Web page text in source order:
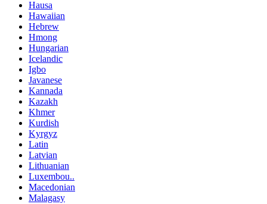
Hausa
Hawaiian
Hebrew
Hmong
Hungarian
Icelandic
Igbo
Javanese
Kannada
Kazakh
Khmer
Kurdish
Kyrgyz
Latin
Latvian
Lithuanian
Luxembou..
Macedonian
Malagasy